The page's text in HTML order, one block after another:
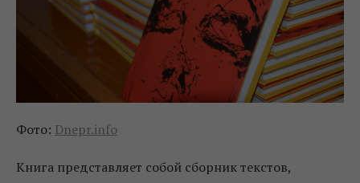
Фото: Dnepr.info
Книга представляет собой сборник текстов,